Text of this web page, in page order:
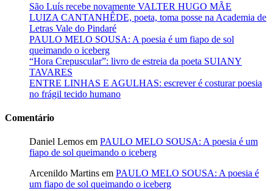
São Luís recebe novamente VALTER HUGO MÃE
LUIZA CANTANHÊDE, poeta, toma posse na Academia de
Letras Vale do Pindaré
PAULO MELO SOUSA: A poesia é um fiapo de sol
queimando o iceberg
“Hora Crepuscular”: livro de estreia da poeta SUIANY
TAVARES
ENTRE LINHAS E AGULHAS: escrever é costurar poesia
no frágil tecido humano
Comentário
Daniel Lemos em PAULO MELO SOUSA: A poesia é um
fiapo de sol queimando o iceberg
Arcenildo Martins em PAULO MELO SOUSA: A poesia é
um fiapo de sol queimando o iceberg